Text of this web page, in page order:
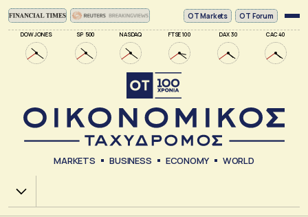
DOW JONES SP 500 NASDAQ FTSE 100 DAX 30 CAC 40
ΟΤ Markets OT Forum
MARKETS BUSINESS ECONOMY WORLD
Χ.Α.